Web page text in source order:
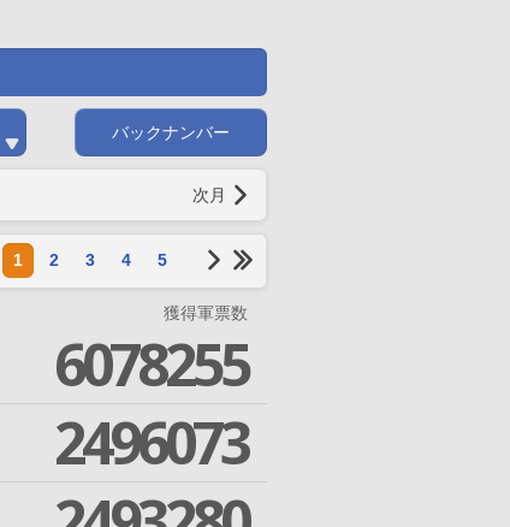
バックナンバー
次月
1 2 3 4 5
獲得軍票数
6078255
2496073